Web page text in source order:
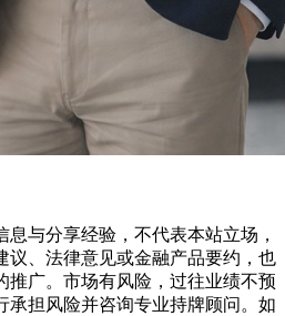
与分享经验，不代表本站立场，
议、法律意见或金融产品要约，也
推广。市场有风险，过往业绩不预
承担风险并咨询专业持牌顾问。如